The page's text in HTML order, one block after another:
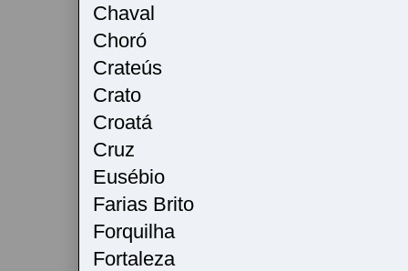
Chaval
Choró
Crateús
Crato
Croatá
Cruz
Eusébio
Farias Brito
Forquilha
Fortaleza